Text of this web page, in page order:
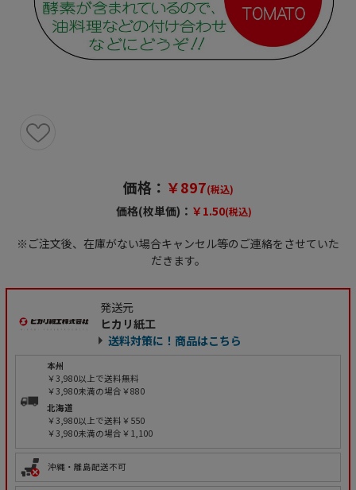
価格： ￥897(税込)
価格(枚単価)： ￥1.50(税込)
※ご注文後、在庫がない場合キャンセル等のご連絡をさせていた
だきます。
発送元
ヒカリ紙工
送料対策に！商品はこちら
本州
￥3,980以上で送料無料
￥3,980未満の場合￥880
北海道
￥3,980以上で送料￥550
￥3,980未満の場合￥1,100
沖縄・離島配送不可